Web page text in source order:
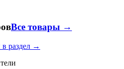
Все товары →
раздел →